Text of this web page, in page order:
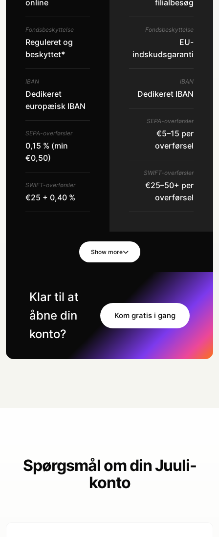
online
Fondsbeskyttelse
Reguleret og
beskyttet*
IBAN
Dedikeret
europæisk IBAN
SEPA-overførsler
0,15 % (min
€0,50)
SWIFT-overførsler
€25 + 0,40 %
filialbesøg
Fondsbeskyttelse
EU-
indskudsgaranti
IBAN
Dedikeret IBAN
SEPA-overførsler
€5–15 per
overførsel
SWIFT-overførsler
€25–50+ per
overførsel
Show more
Klar til at
åbne din
konto?
Kom gratis i gang
Spørgsmål om din Juuli-
konto